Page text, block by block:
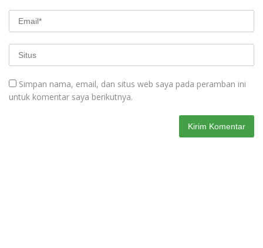
Simpan nama, email, dan situs web saya pada peramban ini
untuk komentar saya berikutnya.